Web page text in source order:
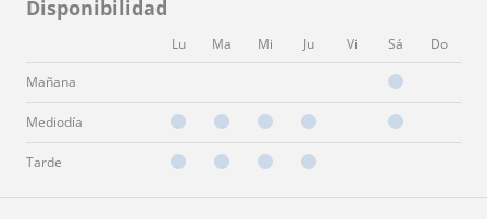
Disponibilidad
Lu Ma Mi Ju Vi Sá Do
Mañana
Mediodía
Tarde